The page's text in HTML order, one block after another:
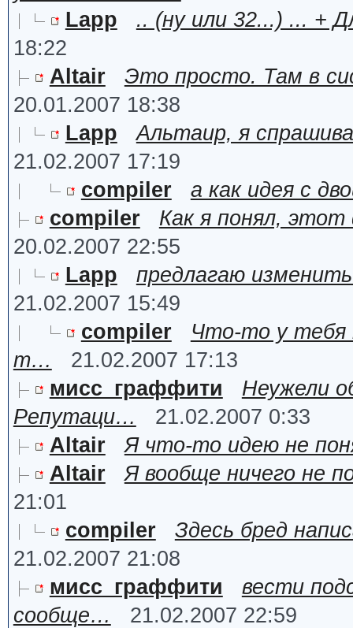
Lapp
.. (ну или 32...) ... +
18:22
Altair
Это просто. Там в
20.01.2007 18:38
Lapp
Альтаир, я
21.02.2007 17:19
compiler
а как идея с
compiler
Как я понял,
20.02.2007 22:55
Lapp
предлагаю
21.02.2007 15:49
compiler
Что-то у тебя
т…
21.02.2007 17:13
мисс_граффити
Неужели
Репутаци…
21.02.2007 0:33
Altair
Я что-то идею не
Altair
Я вообще ничего не
21:01
compiler
Здесь бред
21.02.2007 21:08
мисс_граффити
вести
сообще…
21.02.2007 22:59